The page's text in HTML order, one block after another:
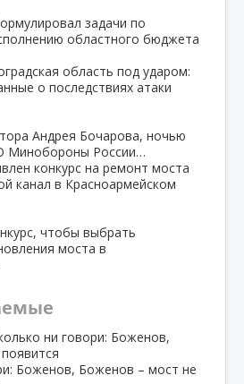
задачи по
областного бюджета
область под ударом:
о последствиях атаки
Андрея Бочарова, ночью
Минобороны России…
конкурс на ремонт моста
канал в Красноармейском
чтобы выбрать
моста в
ни говори: Боженов,